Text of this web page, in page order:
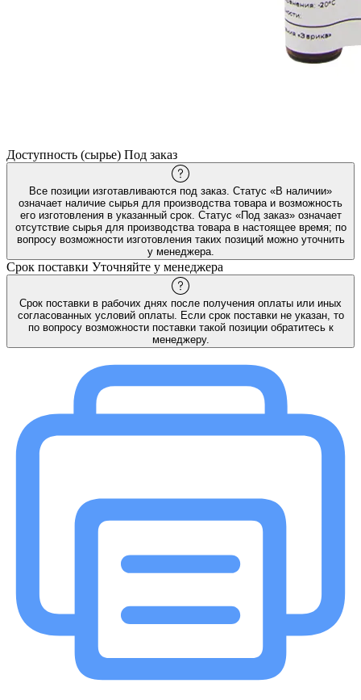
Доступность (сырье) Под заказ
Все позиции изготавливаются под заказ. Статус «В наличии»
означает наличие сырья для производства товара и возможность
его изготовления в указанный срок. Статус «Под заказ» означает
отсутствие сырья для производства товара в настоящее время; по
вопросу возможности изготовления таких позиций можно уточнить
у менеджера.
Срок поставки Уточняйте у менеджера
Срок поставки в рабочих днях после получения оплаты или иных
согласованных условий оплаты. Если срок поставки не указан, то
по вопросу возможности поставки такой позиции обратитесь к
менеджеру.